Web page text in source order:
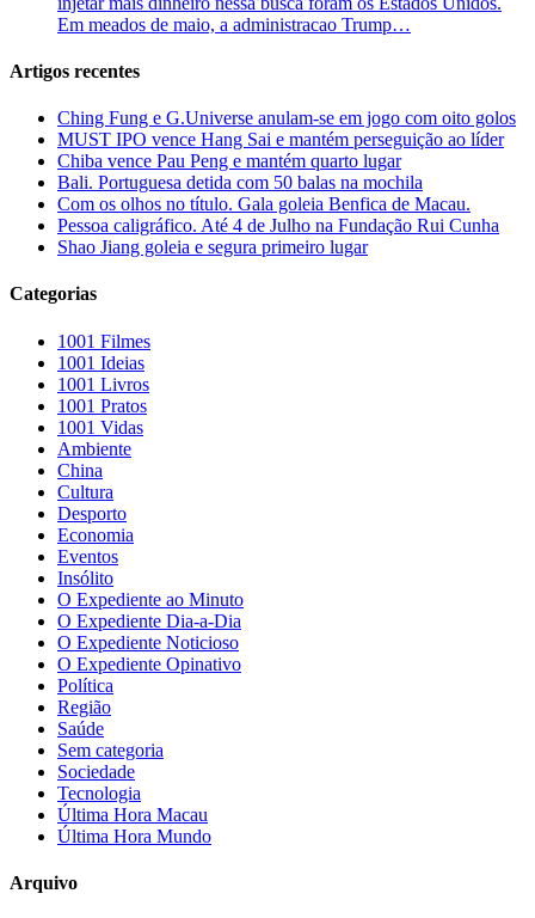
Em meados de maio, a administracao Trump…
Artigos recentes
Ching Fung e G.Universe anulam-se em jogo com oito golos
MUST IPO vence Hang Sai e mantém perseguição ao líder
Chiba vence Pau Peng e mantém quarto lugar
Bali. Portuguesa detida com 50 balas na mochila
Com os olhos no título. Gala goleia Benfica de Macau.
Pessoa caligráfico. Até 4 de Julho na Fundação Rui Cunha
Shao Jiang goleia e segura primeiro lugar
Categorias
1001 Filmes
1001 Ideias
1001 Livros
1001 Pratos
1001 Vidas
Ambiente
China
Cultura
Desporto
Economia
Eventos
Insólito
O Expediente ao Minuto
O Expediente Dia-a-Dia
O Expediente Noticioso
O Expediente Opinativo
Política
Região
Saúde
Sem categoria
Sociedade
Tecnologia
Última Hora Macau
Última Hora Mundo
Arquivo